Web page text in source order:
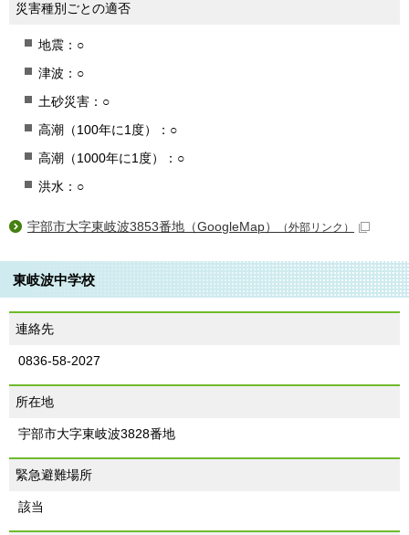
災害種別ごとの適否
地震：○
津波：○
土砂災害：○
高潮（100年に1度）：○
高潮（1000年に1度）：○
洪水：○
宇部市大字東岐波3853番地（GoogleMap） （外部リンク）
東岐波中学校
連絡先
0836-58-2027
所在地
宇部市大字東岐波3828番地
緊急避難場所
該当